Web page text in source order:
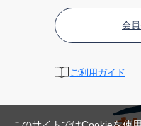
会
ご利用ガイド